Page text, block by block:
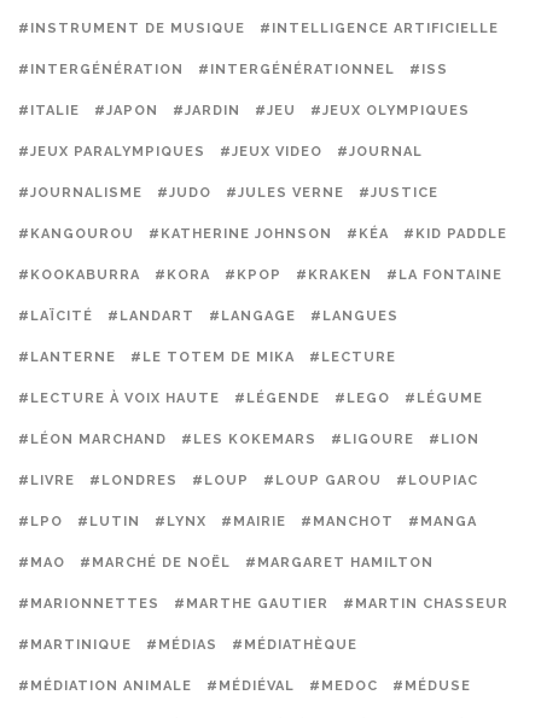
#INSTRUMENT DE MUSIQUE #INTELLIGENCE ARTIFICIELLE
#INTERGÉNÉRATION #INTERGÉNÉRATIONNEL #ISS
#ITALIE #JAPON #JARDIN #JEU #JEUX OLYMPIQUES
#JEUX PARALYMPIQUES #JEUX VIDEO #JOURNAL
#JOURNALISME #JUDO #JULES VERNE #JUSTICE
#KANGOUROU #KATHERINE JOHNSON #KÉA #KID PADDLE
#KOOKABURRA #KORA #KPOP #KRAKEN #LA FONTAINE
#LAÏCITÉ #LANDART #LANGAGE #LANGUES
#LANTERNE #LE TOTEM DE MIKA #LECTURE
#LECTURE À VOIX HAUTE #LÉGENDE #LEGO #LÉGUME
#LÉON MARCHAND #LES KOKEMARS #LIGOURE #LION
#LIVRE #LONDRES #LOUP #LOUP GAROU #LOUPIAC
#LPO #LUTIN #LYNX #MAIRIE #MANCHOT #MANGA
#MAO #MARCHÉ DE NOËL #MARGARET HAMILTON
#MARIONNETTES #MARTHE GAUTIER #MARTIN CHASSEUR
#MARTINIQUE #MÉDIAS #MÉDIATHÈQUE
#MÉDIATION ANIMALE #MÉDIÉVAL #MEDOC #MÉDUSE